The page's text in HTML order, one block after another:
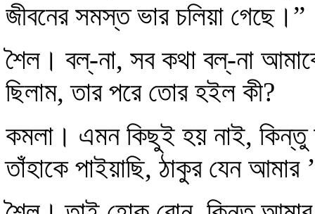
জীবনের সমস্ত ভার চলিয়া গেছে।”
শৈল। বল্‌-না, সব কথা বল্‌-না
ছিলাম, তার পরে তোর হইল কী?
কমলা। এমন কিছুই হয় নাই,
তাঁহাকে পাইয়াছি, ঠাকুর যেন